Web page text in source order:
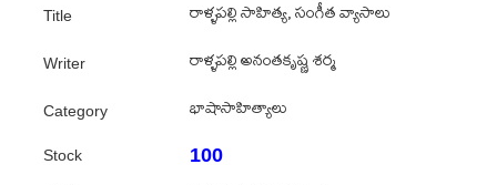
Title రాళ్ళపల్లి సాహిత్య, సంగీత వ్యాసాలు
Writer రాళ్ళపల్లి అనంతకృష్ణ శర్మ
Category భాషాసాహిత్యాలు
Stock 100